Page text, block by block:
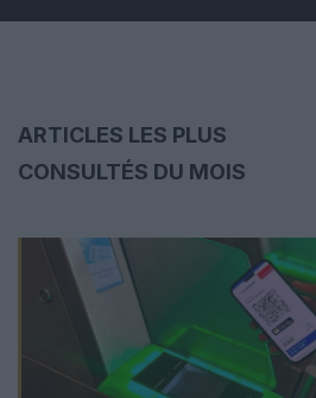
ARTICLES LES PLUS
CONSULTÉS DU MOIS